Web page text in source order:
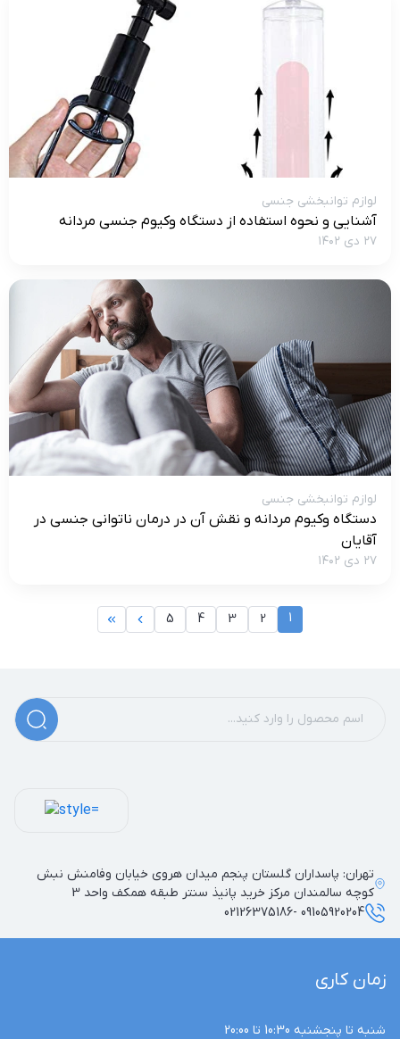
لوازم توانبخشی جنسی
آشنایی و نحوه استفاده از دستگاه وکیوم جنسی مردانه
۲۷ دی ۱۴۰۲
لوازم توانبخشی جنسی
دستگاه وکیوم مردانه و نقش آن در درمان ناتوانی جنسی در
آقایان
۲۷ دی ۱۴۰۲
1
2
3
4
5
زمان کاری
تهران: پاسداران گلستان پنجم میدان هروی خیابان وفامنش نبش
کوچه سالمندان مرکز خرید پانیذ سنتر طبقه همکف واحد 3
09105920204 -02126375186